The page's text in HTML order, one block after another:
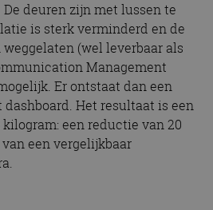
deuren zijn met lussen te
is sterk verminderd en de
(wel leverbaar als
Management
Er ontstaat dan een
dashboard. Het resultaat is een
een reductie van 20
een vergelijkbaar